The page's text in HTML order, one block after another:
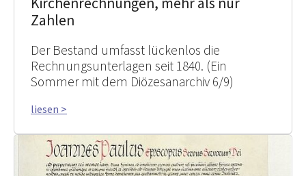
Zahlen
Der Bestand umfasst lückenlos die
Rechnungsunterlagen seit 1840. (Ein
Sommer mit dem Diözesanarchiv 6/9)
liesen >